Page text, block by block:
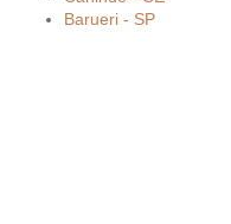
Barueri - SP